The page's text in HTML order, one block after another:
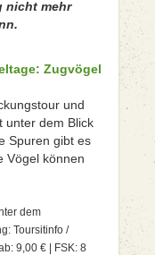
nicht mehr
Zugvögel
und
unter dem Blick
Spuren gibt es
Vögel können
dem
Toursitinfo /
9,00 € | FSK: 8